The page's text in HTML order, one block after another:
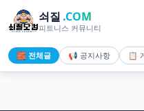
쇠질 .COM
피트니스 커뮤니티
🧱 전체글 📢 공지사항 📋